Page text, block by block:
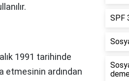
1991 tarihinde
etmesinin ardından
SPF